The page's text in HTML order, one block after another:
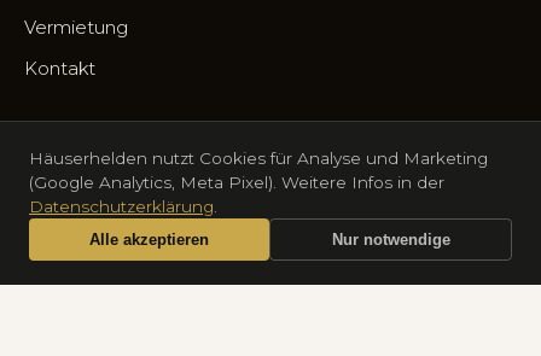
Vermietung
Kontakt
© 2026 Häuserhelden UG (haftungsbeschränkt) · Fürker Str.
47A, 42697 Solingen · HRB 108458, AG Düsseldorf
ImpressumDatenschutz
Häuserhelden nutzt Cookies für Analyse und Marketing
(Google Analytics, Meta Pixel). Weitere Infos in der
Datenschutzerklärung.
Alle akzeptieren Nur notwendige